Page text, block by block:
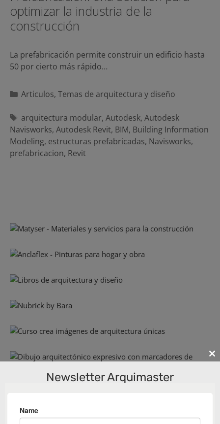
optimizar la industria de la
construcción
La prefabricación permite construir un edificio hasta
50 por cierto más rápido…
Categorías
Articulos, Temas de arquitectura y diseño
Etiquetas
arquitectura modular, Autodesk, Autodesk
Navisworks, Autodesk Revit, BIM, Building Information
Modeling, estructuras prefabricadas, Navisworks,
prefabricacion, Revit
Newsletter Arquimaster